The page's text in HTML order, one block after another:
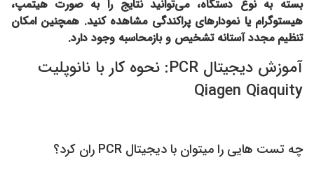
بسته به نوع دستگاه، می‌توانید نتایج را به صورت هیتمپ،
هیستوگرام یا نمودارهای پراکندگی مشاهده کنید. همچنین امکان
تنظیم مجدد آستانه تشخیص و بازمحاسبه وجود دارد.
آموزش دیجیتال PCR: نحوه کار با نانوپلیت
Qiagen Qiaquity
چه تست هایی را میتوان با دیجیتال PCR ران کرد؟